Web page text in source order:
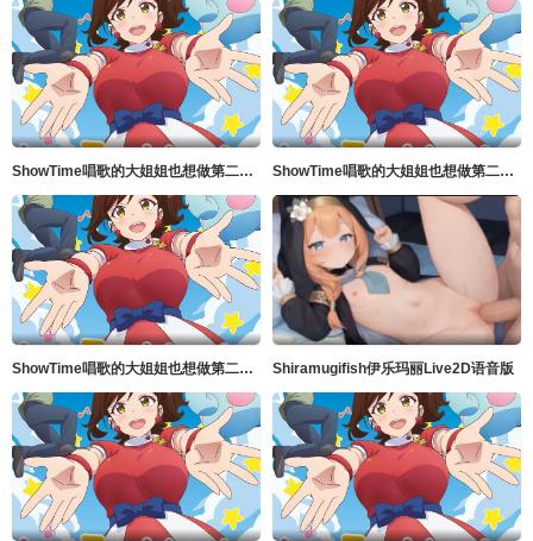
ShowTime唱歌的大姐姐也想做第二季_第04集 ShowTime唱歌的大姐姐也想做第二季_第02集
ShowTime唱歌的大姐姐也想做第二季_第01集 Shiramugifish伊乐玛丽Live2D语音版